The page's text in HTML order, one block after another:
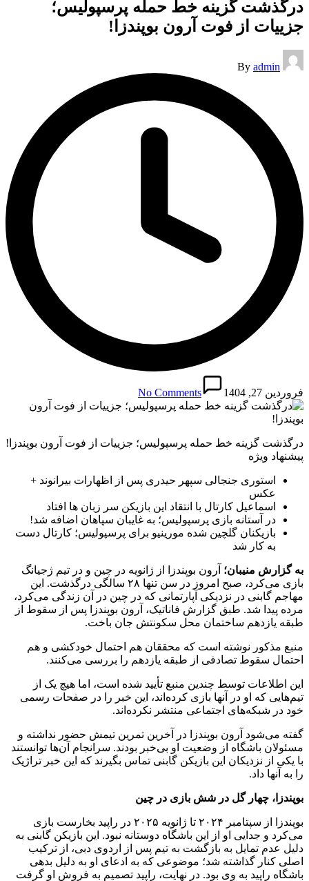
درگذشت گزینه خط حمله پرسپولیس؛
جزییات از فوت آرون بوپندزا!
Posted
by
By admin
فروردین 27, 1404 No Comments
درگذشت گزینه خط حمله پرسپولیس؛ جزییات از فوت آرون بوپندزا!
پیشنهاد ویژه
استوری جنجالی سپهر حیدری پس از اظهارات بیرانوند +
عکس
اسماعیل کارتال با انتقاد این بازیکن سر زبان ها افتاد
در آستانه بازی پرسپولیس؛ به غایبان سپاهان اضافه شد!
بازیکنان گلچین شده مورینیو برای پرسپولیس؛ کارتال دست
به کار شد
به گزارش منیبان؛ آرون بوپندزا از ژانویه در چین و در تیم ژجیانگ
بازی می‌کرد، صبح امروز در سن تنها ۲۸ سالگی درگذشت. این
مهاجم گابنی در نزدیکی آپارتمانی که در چین در آن زندگی می‌کرد،
مرده پیدا شد. طبق گزارش فاناتیک، آرون بوپندزا پس از سقوط از
طبقه یازدهم ساختمان محل سکونتش جان باخت.
منبع مذکور نوشته است که محققان هم احتمال خودکشی و هم
احتمال سقوط تصادفی از طبقه یازدهم را بررسی می‌کنند.
این اطلاعات توسط چندین منبع تأیید شده است، اما هیچ یک از
تیم‌هایی که او در آنها بازی کرده‌اند، این خبر را در صفحات رسمی
خود در شبکه‌های اجتماعی منتشر نکرده‌اند.
گفته می‌شود آرون بوپندزا در آخرین تمرین تیمش حضور نداشته و
مسئولان باشگاه از وضعیت او بی‌خبر بودند. سرانجام آن‌ها توانستند
با یکی از نزدیکان این بازیکن گابنی تماس بگیرند که این خبر تراژیک
را به آنها داد.
بوپندزا، چهار گل در شش بازی در چین
بوپندزا از سپتامبر ۲۰۲۴ تا ژانویه ۲۰۲۵ در راپید بخارست بازی
می‌کرد و جدایی او از این باشگاه دوستانه نبود. این بازیکن گابنی به
دلیل عدم تمایل به بازگشت به تیم پس از اردوی دبی، از ترکیب
اصلی کنار گذاشته شد؛ موضوعی که به ادعای او به دلیل بدهی
باشگاه راپید به وی بود. در نهایت، راپید تصمیم به فروش او گرفت